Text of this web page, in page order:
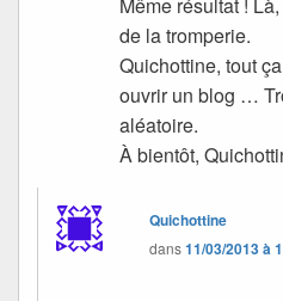
de la tromperie.
Quichottine, tout
ouvrir un blog …
aléatoire.
À bientôt,
Quichottine
dans11/03/2013 à